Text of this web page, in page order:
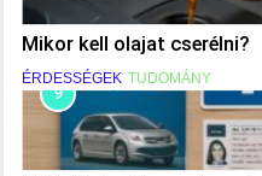
Mikor kell olajat cserélni?
ÉRDESSÉGEK TUDOMÁNY
9